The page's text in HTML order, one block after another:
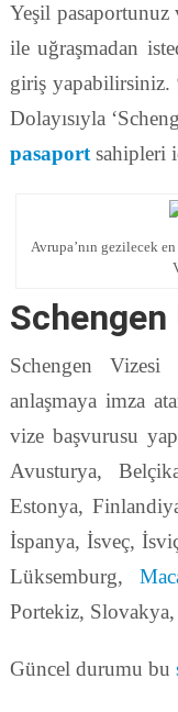
Yeşil pasaportunuz
ile uğraşmadan
giriş yapabilirsiniz.
Dolayısıyla
pasaportsahipleri
Avrupa’nın gezilecek
Schengen
anlaşmaya imza
vize başvurusu
Avusturya,
Estonya,
İspanya, İsveç,
Lüksemburg,
Portekiz,
Güncel durumu bu